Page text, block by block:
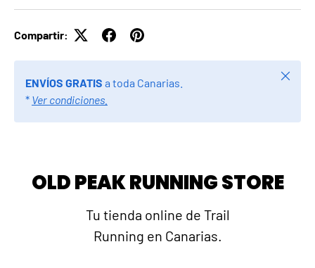
Compartir:
ENVÍOS GRATIS a toda Canarias.
* Ver condiciones.
Cerrar
OLD PEAK RUNNING STORE
Tu tienda online de Trail
Running en Canarias.